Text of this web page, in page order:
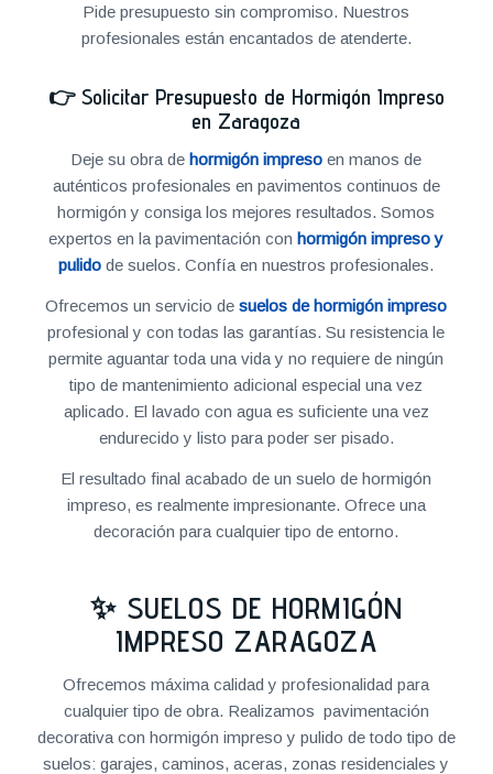
Pide presupuesto sin compromiso. Nuestros
profesionales están encantados de atenderte.
👉 Solicitar Presupuesto de Hormigón Impreso
en Zaragoza
Deje su obra dehormigón impreso en manos de
auténticos profesionales en pavimentos continuos de
hormigón y consiga los mejores resultados. Somos
expertos en la pavimentación conhormigón impreso y
pulido de suelos. Confía en nuestros profesionales.
Ofrecemos un servicio desuelos de hormigón impreso
profesional y con todas las garantías. Su resistencia le
permite aguantar toda una vida y no requiere de ningún
tipo de mantenimiento adicional especial una vez
aplicado. El lavado con agua es suficiente una vez
endurecido y listo para poder ser pisado.
El resultado final acabado de un suelo de hormigón
impreso, es realmente impresionante. Ofrece una
decoración para cualquier tipo de entorno.
✨ SUELOS DE HORMIGÓN
IMPRESO ZARAGOZA
Ofrecemos máxima calidad y profesionalidad para
cualquier tipo de obra. Realizamos pavimentación
decorativa con hormigón impreso y pulido de todo tipo de
suelos: garajes, caminos, aceras, zonas residenciales y